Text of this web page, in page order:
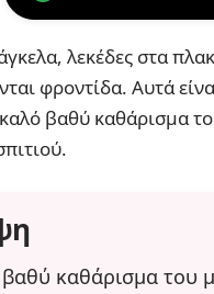
λεκέδες στα
φροντίδα. Αυτά
βαθύ καθάρισμα
καθάρισμα του